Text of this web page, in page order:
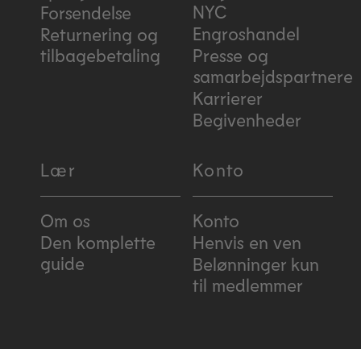
Forsendelse
Returnering og
tilbagebetaling
NYC
Engroshandel
Presse og
samarbejdspartnere
Karrierer
Begivenheder
Lær
Om os
Den komplette
guide
Konto
Konto
Henvis en ven
Belønninger kun
til medlemmer